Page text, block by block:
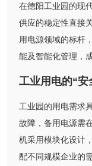
在德阳工业园的现
供应的稳定性直接
用电源领域的标杆
能及智能化管理，
工业用电的“
工业园的用电需求
故障，备用电源需
机采用模块化设计
配不同规模企业的